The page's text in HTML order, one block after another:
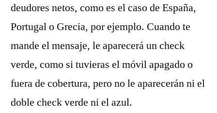
deudores netos, como es el caso de España,
Portugal o Grecia, por ejemplo. Cuando te
mande el mensaje, le aparecerá un check
verde, como si tuvieras el móvil apagado o
fuera de cobertura, pero no le aparecerán ni el
doble check verde ni el azul.